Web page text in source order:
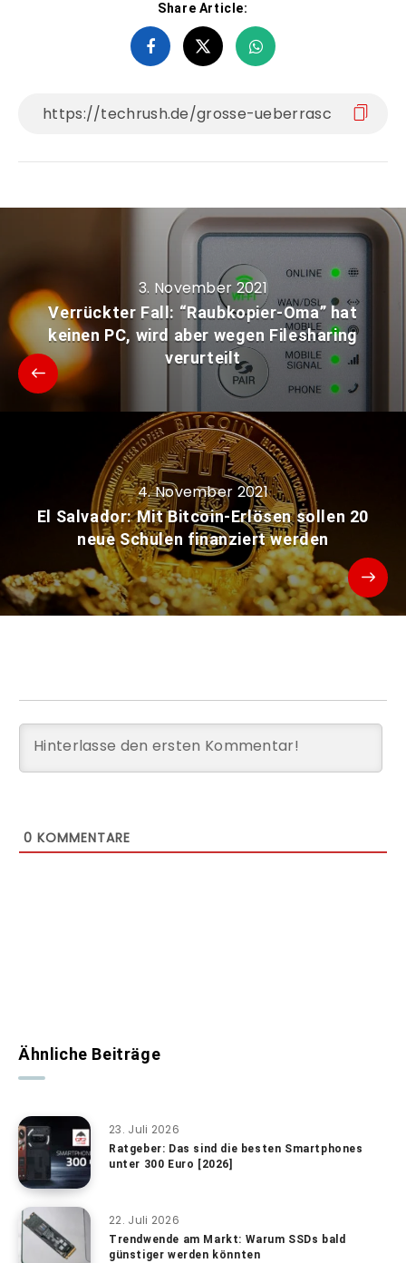
Share Article:
3. November 2021
Verrückter Fall: “Raubkopier-Oma” hat
keinen PC, wird aber wegen Filesharing
verurteilt
4. November 2021
El Salvador: Mit Bitcoin-Erlösen sollen 20
neue Schulen finanziert werden
0 KOMMENTARE
Ähnliche Beiträge
23. Juli 2026
Ratgeber: Das sind die besten Smartphones
unter 300 Euro [2026]
22. Juli 2026
Trendwende am Markt: Warum SSDs bald
günstiger werden könnten